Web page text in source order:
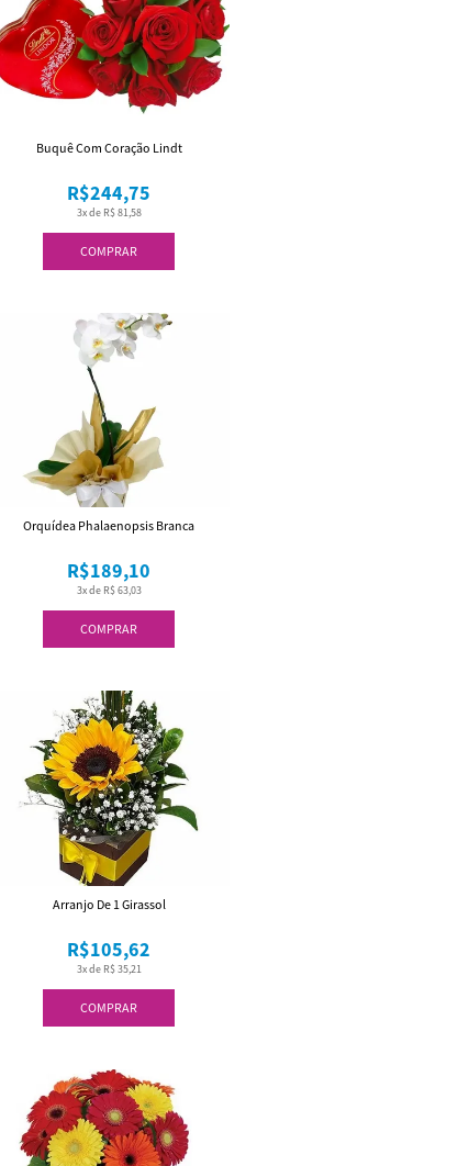
COMPRAR
3x de R$ 81,58
R$244,75
Buquê Com Coração Lindt
COMPRAR
3x de R$ 63,03
R$189,10
Orquídea Phalaenopsis Branca
COMPRAR
3x de R$ 35,21
R$105,62
Arranjo De 1 Girassol